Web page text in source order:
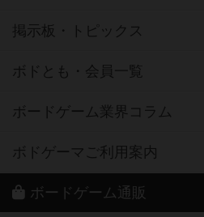
掲示板・トピックス
ボドとも・会員一覧
ボードゲーム業界コラム
ボドゲーマご利用案内
ボードゲーム通販